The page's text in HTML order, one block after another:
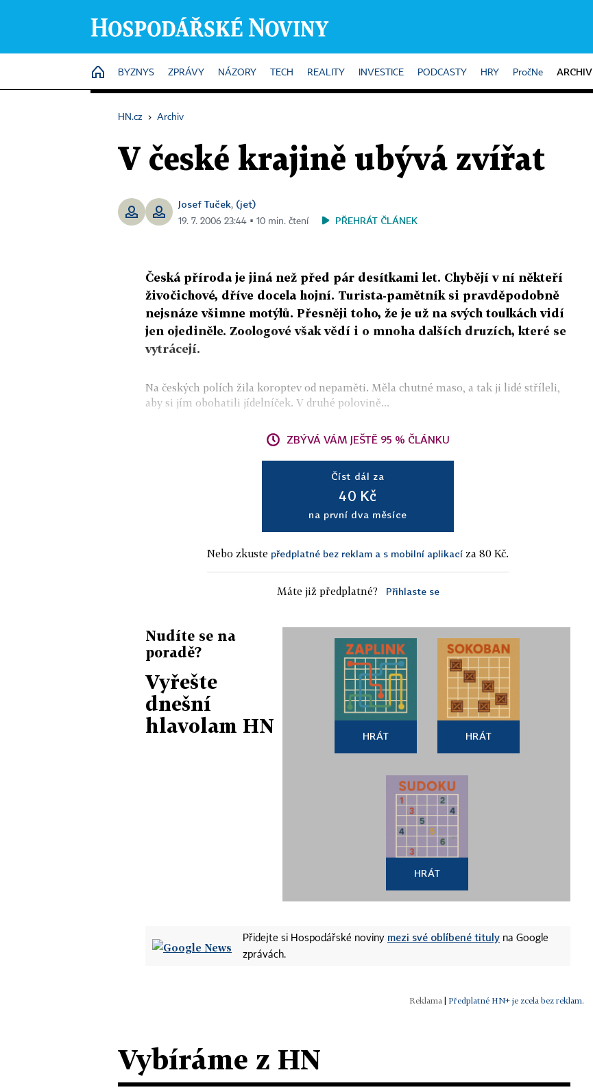
HOME
BYZNYS ZPRÁVY NÁZORY TECH REALITY INVESTICE PODCASTY HRY PročNe ARCHIV
HN.cz › Archiv
V české krajině ubývá zvířat
Josef Tuček, (jet)
19. 7. 2006 23:44 ▪ 10 min. čtení PŘEHRÁT ČLÁNEK
Česká příroda je jiná než před pár desítkami let. Chybějí v ní někteří
živočichové, dříve docela hojní. Turista-pamětník si pravděpodobně
nejsnáze všimne motýlů. Přesněji toho, že je už na svých toulkách vidí
jen ojediněle. Zoologové však vědí i o mnoha dalších druzích, které se
vytrácejí.
Na českých polích žila koroptev od nepaměti. Měla chutné maso, a tak ji lidé stříleli,
aby si jím obohatili jídelníček. V druhé polovině...
ZBÝVÁ VÁM JEŠTĚ 95 % ČLÁNKU
Číst dál za
40 Kč
na první dva měsíce
Nebo zkuste předplatné bez reklam a s mobilní aplikací za 80 Kč.
Máte již předplatné? Přihlaste se
Nudíte se na
poradě?
Vyřešte
dnešní
hlavolam HN
HRÁT HRÁT
HRÁT
Přidejte si Hospodářské noviny mezi své oblíbené tituly na Google
zprávách.
Předplatné HN+ je zcela bez reklam.
Vybíráme z HN